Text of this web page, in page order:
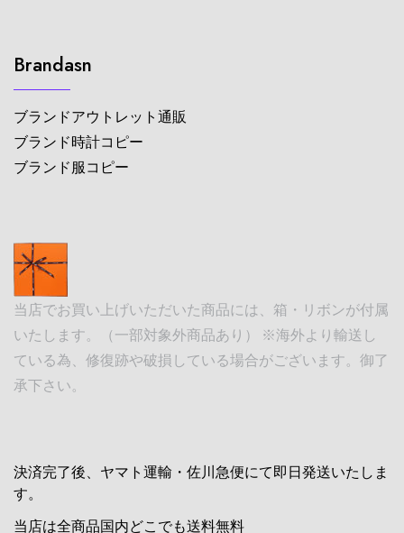
Brandasn
ブランドアウトレット通販
ブランド時計コピー
ブランド服コピー
当店でお買い上げいただいた商品には、箱・リボンが付属
いたします。（一部対象外商品あり） ※海外より輸送し
ている為、修復跡や破損している場合がございます。御了
承下さい。
決済完了後、ヤマト運輸・佐川急便にて即日発送いたしま
す。
当店は全商品国内どこでも送料無料